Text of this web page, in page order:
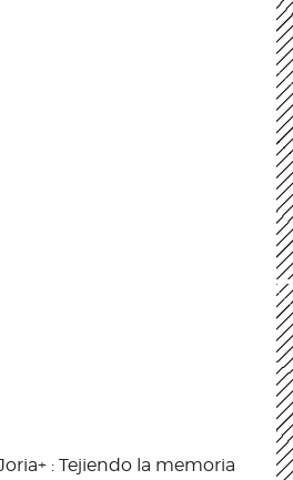
: Tejiendo la memoria